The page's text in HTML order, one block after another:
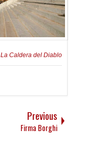
La Caldera del Diablo
Previous
Firma Borghi